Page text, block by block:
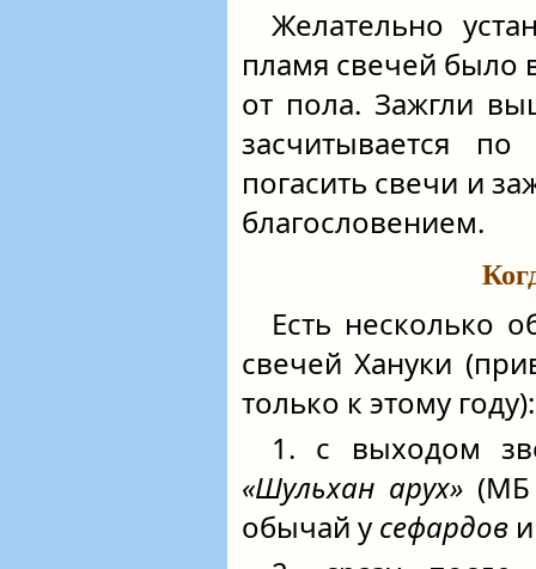
Желательно
пламя свечей было
от пола. Зажгли
засчитывается
погасить свечи и
благословением.
Есть несколько
свечей Хануки
только к этому году):
1. с выходом
«Шульхан арух»(МБ
обычай у сефардов